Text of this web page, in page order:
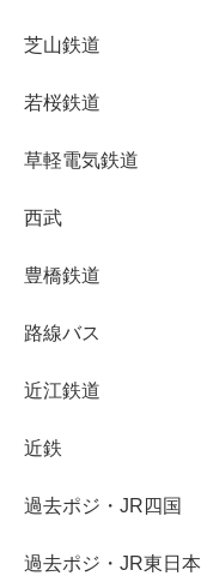
芝山鉄道
若桜鉄道
草軽電気鉄道
西武
豊橋鉄道
路線バス
近江鉄道
近鉄
過去ポジ・JR四国
過去ポジ・JR東日本